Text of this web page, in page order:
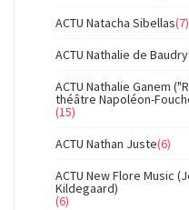
ACTU Natacha Sibellas(7)
ACTU Nathalie de
ACTU Nathalie Ganem
théâtre Napoléon-
(15)
ACTU Nathan Juste(6)
ACTU New Flore Music
Kildegaard)
(6)